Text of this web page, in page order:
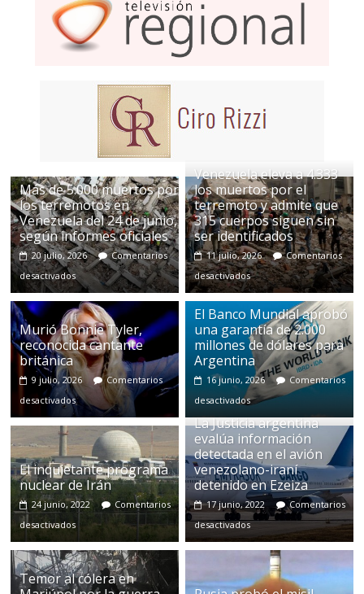
Más de 5.000 muertos por
los terremotos en
Venezuela del 24 de junio,
según informes oficiales
20 julio, 2026
Comentarios
desactivados
Venezuela eleva a 4.333
los muertos por el
terremoto y admite que
315 cuerpos siguen sin
ser identificados
11 julio, 2026
Comentarios
desactivados
Murió Bonnie Tyler,
reconocida cantante
británica
9 julio, 2026
Comentarios
desactivados
El Banco Mundial aprobó
una garantía de 2.000
millones de dólares para
Argentina
16 junio, 2026
Comentarios
desactivados
El inquietante programa
nuclear de Irán
24 junio, 2022
Comentarios
desactivados
La Justicia argentina
evalúa información
detectada en el avión
venezolano-iraní
detenido en Ezeiza
17 junio, 2022
Comentarios
desactivados
Temor al cólera en